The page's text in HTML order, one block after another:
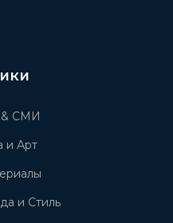
& СМИ
и Арт
и Стиль